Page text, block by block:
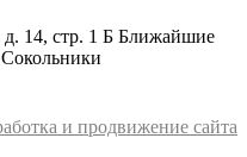
д. 14, стр. 1 Б Ближайшие
и продвижение сайта